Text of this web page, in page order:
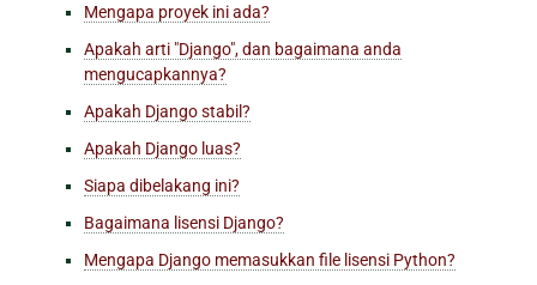
Mengapa proyek ini ada?
Apakah arti "Django", dan bagaimana anda
mengucapkannya?
Apakah Django stabil?
Apakah Django luas?
Siapa dibelakang ini?
Bagaimana lisensi Django?
Mengapa Django memasukkan file lisensi Python?